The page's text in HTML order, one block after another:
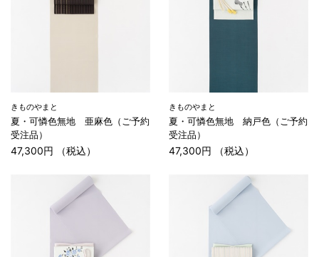
きものやまと
夏・可憐色無地 亜麻色（ご予約
受注品）
47,300円 （税込）
きものやまと
夏・可憐色無地 納戸色（ご予約
受注品）
47,300円 （税込）